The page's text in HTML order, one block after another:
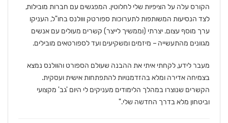
הקורס עלה על הציפיות שלי לחלוטין. המפגשים עם חברות מובילות,
לצד הנסיעות המשותפות לתערוכות ספורטק ווולנס בחו"ל, העניקו
ערך מוסף עצום. יצרתי (וממשיך לייצר) קשרים מעולים עם אנשים
מגוונים מהתעשייה – מיזמים ומשקיעים ועד לספורטאים מובילים.
מעבר לידע, לקחתי איתי את ההבנה שעולם הספורט והוולנס נמצא
בצמיחה אדירה ומלא בהזדמנויות להתפתחות אישית ועסקית.
הקשרים שנוצרו במהלך הלימודים מעניקים לי היום 'גב' מקצועי
וביטחון מלא בדרך החדשה שלי."